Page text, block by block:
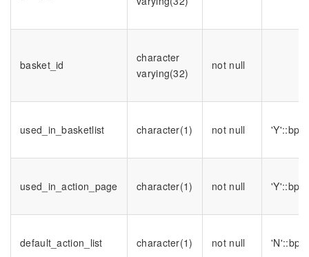
basket_id
character
varying(32)
not null
used_in_basketlist character(1) not null
used_in_action_page character(1) not null
default_action_list character(1) not null